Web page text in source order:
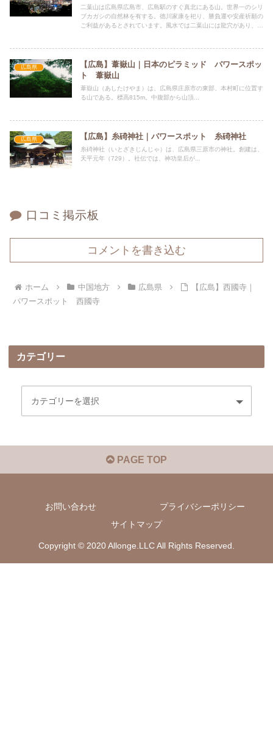
二葉山は広島県広島市、広島駅のすぐ真北にある山。世界一のシリ
ブカガシの自然林を有する。徳川家康を祀り、勝負運や安産祈願の
ご利益があるとされています。風水では二葉山には龍穴があり、巨
広島県
【広島】葦嶽山｜日本のピラミッド パワースポッ
ト 葦嶽山
葦嶽山（あしたけやま）は、広島県庄原市の東部、本村町に位置す
る山である。標高815m。中腹部から山頂...
広島県 【広島】糸碕神社｜パワースポット 糸碕神社
糸碕神社（いとざきじんじゃ）は、広島県三原市の神社。創建は、
天平元年（729）。社伝では、神功皇后が...
口コミ掲示板
コメントを書き込む
ホーム 中国地方 広島県
【広島】西國寺｜
パワースポット 西國寺
カテゴリー
PAGE TOP
お問い合わせ
プライバシーポリシー
サイトマップ
Copyright © 2020 Allonge.LLC All Rights Reserved.